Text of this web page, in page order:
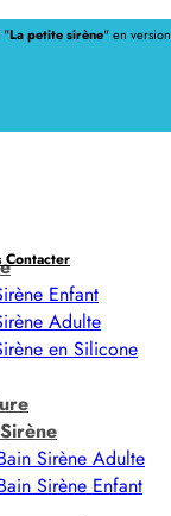
"La petite sirène" en version
Contacter
Enfant
Adulte
en Silicone
Sirène Adulte
Sirène Enfant